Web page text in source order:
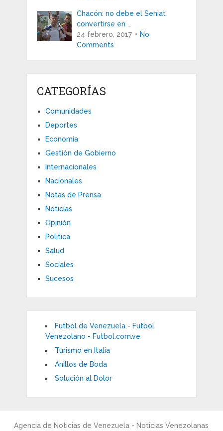
Chacón: no debe el Seniat
convertirse en …
24 febrero, 2017
No
Comments
CATEGORÍAS
Comunidades
Deportes
Economía
Gestión de Gobierno
Internacionales
Nacionales
Notas de Prensa
Noticias
Opinión
Política
Salud
Sociales
Sucesos
Futbol de Venezuela - Futbol
Venezolano - Futbol.com.ve
Turismo en Italia
Anillos de Boda
Solución al Dolor
Agencia de Noticias de Venezuela - Noticias Venezolanas